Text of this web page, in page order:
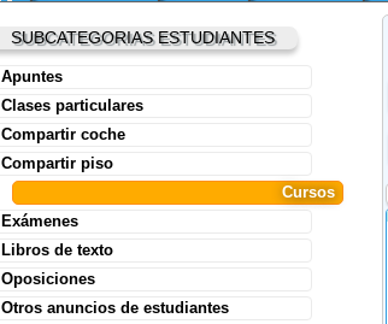
SUBCATEGORIAS ESTUDIANTES
Apuntes
Clases particulares
Compartir coche
Compartir piso
Cursos
Exámenes
Libros de texto
Oposiciones
Otros anuncios de estudiantes